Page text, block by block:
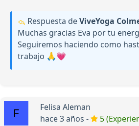
Respuesta deViveYoga
Muchas gracias Eva por tu
Seguiremos haciendo como
trabajo 🙏💗
Felisa Aleman
hace 3 años -
5